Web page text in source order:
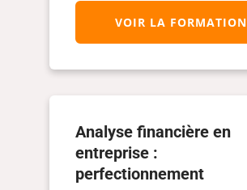
VOIR LA FORMATION
Analyse financière en
entreprise :
perfectionnement